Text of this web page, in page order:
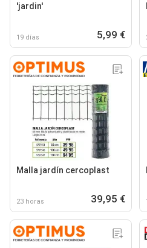
'jardin'
19 días 5,99 €
Malla jardín cercoplast
23 horas 39,95 €